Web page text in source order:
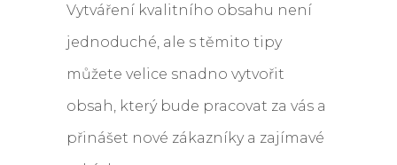
Vytváření kvalitního obsahu není
jednoduché, ale s těmito tipy
můžete velice snadno vytvořit
obsah, který bude pracovat za vás a
přinášet nové zákazníky a zajímavé